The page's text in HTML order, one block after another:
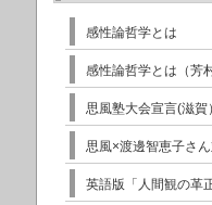
感性論哲学とは
感性論哲学とは（芳
思風塾大会宣言(滋賀）
思風×渡邊智恵子さ
英語版「人間観の革正